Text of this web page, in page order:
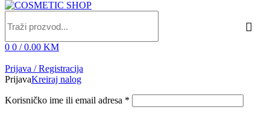
0 0 / 0.00 KM
Prijava / Registracija
PrijavaKreiraj nalog
Korisničko ime ili email adresa *